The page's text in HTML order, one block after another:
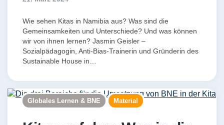
Wie sehen Kitas in Namibia aus? Was sind die
Gemeinsamkeiten und Unterschiede? Und was können
wir von ihnen lernen? Jasmin Geisler –
Sozialpädagogin, Anti-Bias-Trainerin und Gründerin des
Sustainable House in…
Globales Lernen & BNE Material